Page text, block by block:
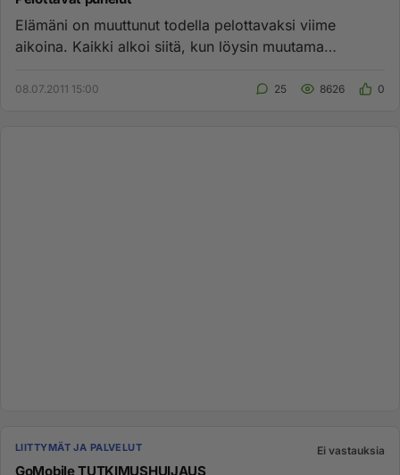
Elämäni on muuttunut todella pelottavaksi viime
aikoina. Kaikki alkoi siitä, kun löysin muutama
08.07.2011 15:00 25 8626 0
LIITTYMÄT JA PALVELUT Ei vastauksia
GoMobile TUTKIMUSHUIJAUS